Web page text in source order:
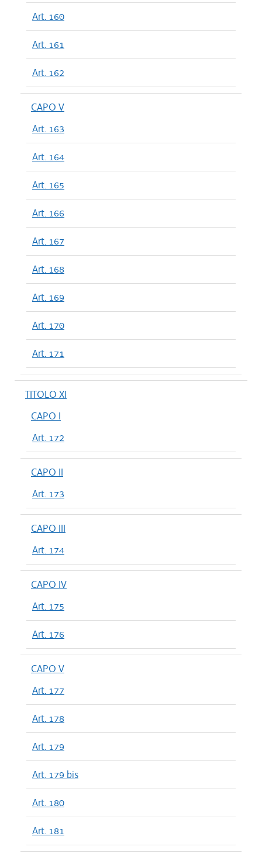
Art. 160
Art. 161
Art. 162
CAPO V
Art. 163
Art. 164
Art. 165
Art. 166
Art. 167
Art. 168
Art. 169
Art. 170
Art. 171
TITOLO XI
CAPO I
Art. 172
CAPO II
Art. 173
CAPO III
Art. 174
CAPO IV
Art. 175
Art. 176
CAPO V
Art. 177
Art. 178
Art. 179
Art. 179 bis
Art. 180
Art. 181